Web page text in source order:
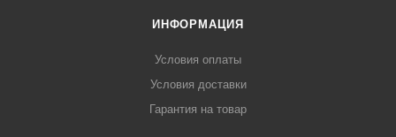
ИНФОРМАЦИЯ
Условия оплаты
Условия доставки
Гарантия на товар